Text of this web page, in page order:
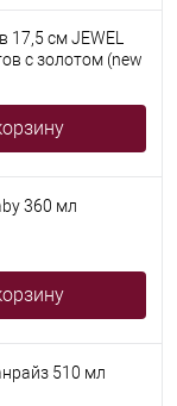
17,5 см JEWEL
с золотом (new
360 мл
510 мл